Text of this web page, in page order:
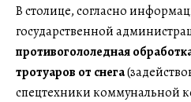
В столице, согласно
государственной
противогололедная
тротуаров от снега
спецтехники коммунальной